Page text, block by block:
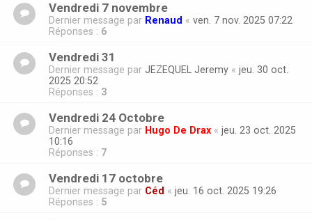
Vendredi 7 novembre
Dernier message par Renaud « ven. 7 nov. 2025 07:22
Réponses : 6
Vendredi 31
Dernier message par JEZEQUEL Jeremy « jeu. 30 oct.
2025 20:52
Réponses : 3
Vendredi 24 Octobre
Dernier message par Hugo De Drax « jeu. 23 oct. 2025
10:16
Réponses : 7
Vendredi 17 octobre
Dernier message par Céd « jeu. 16 oct. 2025 19:26
Réponses : 5